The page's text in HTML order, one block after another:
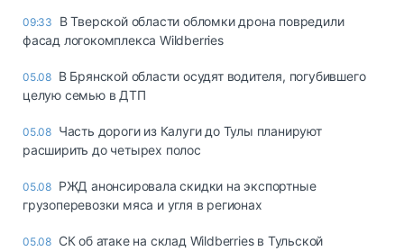
09:33
В Тверской области обломки дрона повредили
фасад логокомплекса Wildberries
05.08 В Брянской области осудят водителя, погубившего
целую семью в ДТП
05.08 Часть дороги из Калуги до Тулы планируют
расширить до четырех полос
05.08 РЖД анонсировала скидки на экспортные
грузоперевозки мяса и угля в регионах
05.08 СК об атаке на склад Wildberries в Тульской